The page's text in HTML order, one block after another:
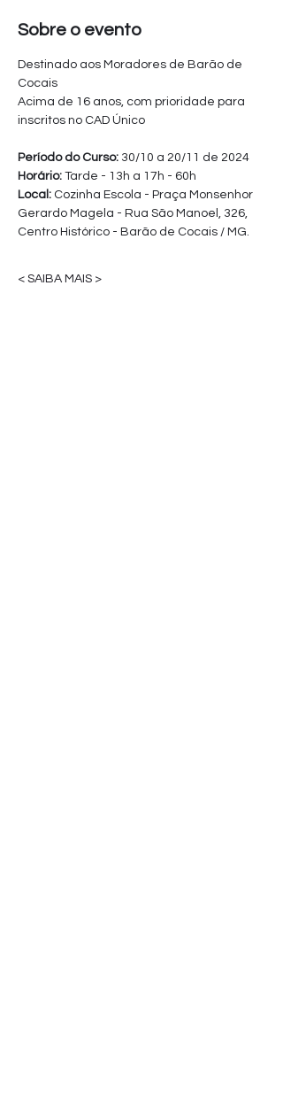
Sobre o evento
Destinado aos Moradores de Barão de
Cocais
Acima de 16 anos, com prioridade para
inscritos no CAD Único
Período do Curso: 30/10 a 20/11 de 2024
Horário: Tarde - 13h a 17h - 60h
Local: Cozinha Escola - Praça Monsenhor
Gerardo Magela - Rua São Manoel, 326,
Centro Histórico - Barão de Cocais / MG.
< SAIBA MAIS >